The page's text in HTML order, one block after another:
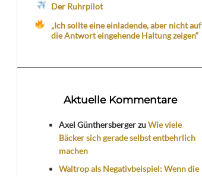
Der Ruhrpilot
„Ich sollte eine einladende, aber nicht auf
die Antwort eingehende Haltung zeigen“
Aktuelle Kommentare
Axel GünthersbergerzuWie viele
Bäcker sich gerade selbst entbehrlich
machen
Waltrop als Negativbeispiel: Wenn die